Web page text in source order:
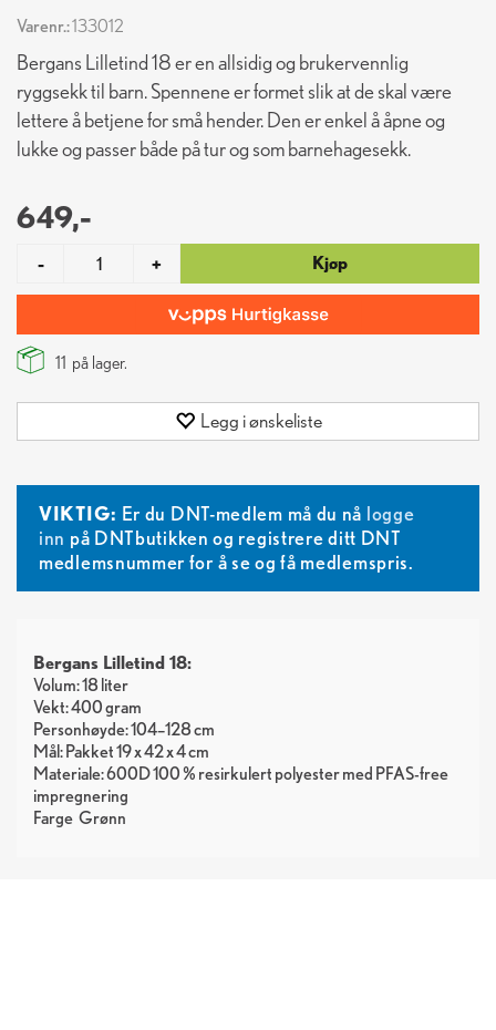
Varenr.:133012
Bergans Lilletind 18 er en allsidig og brukervennlig
ryggsekk til barn. Spennene er formet slik at de skal være
lettere å betjene for små hender. Den er enkel å åpne og
lukke og passer både på tur og som barnehagesekk.
649,-
- + Kjøp
11 på lager.
Legg i ønskeliste
VIKTIG: Er du DNT-medlem må du nå logge
inn på DNTbutikken og registrere ditt DNT
medlemsnummer for å se og få medlemspris.
Bergans Lilletind 18:
Volum: 18 liter
Vekt: 400 gram
Personhøyde: 104–128 cm
Mål: Pakket 19 x 42 x 4 cm
Materiale: 600D 100 % resirkulert polyester med PFAS-free
impregnering
Farge Grønn